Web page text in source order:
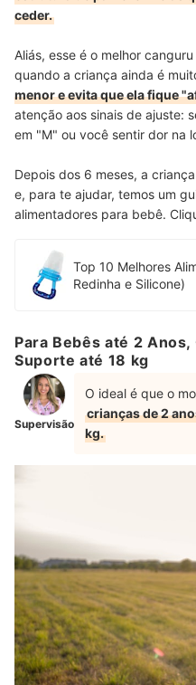
ceder.
Aliás, esse é o melhor
quando a criança ainda é
menor e evita que ela fique
atenção aos sinais de ajuste:
em "M" ou você sentir dor na
Depois dos 6 meses, a
e, para te ajudar, temos um
alimentadores para bebê.
Top 10 Melhores
Redinha e Silicone)
Para Bebês até 2
Suporte até 18 kg
Supervisão
O ideal é que o
crianças de 2
kg.